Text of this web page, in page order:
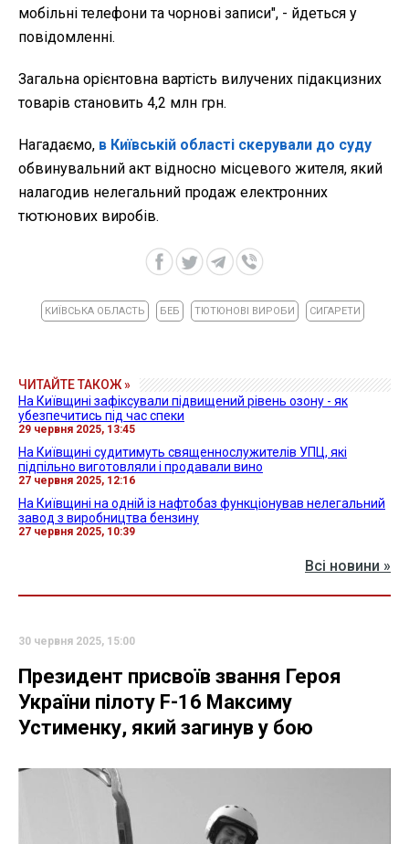
мобільні телефони та чорнові записи", - йдеться у
повідомленні.
Загальна орієнтовна вартість вилучених підакцизних
товарів становить 4,2 млн грн.
Нагадаємо, в Київській області скерували до суду
обвинувальний акт відносно місцевого жителя, який
налагодив нелегальний продаж електронних
тютюнових виробів.
КИЇВСЬКА ОБЛАСТЬ БЕБ ТЮТЮНОВІ ВИРОБИ СИГАРЕТИ
ЧИТАЙТЕ ТАКОЖ »
На Київщині зафіксували підвищений рівень озону - як
убезпечитись під час спеки
29 червня 2025, 13:45
На Київщині судитимуть священнослужителів УПЦ, які
підпільно виготовляли і продавали вино
27 червня 2025, 12:16
На Київщині на одній із нафтобаз функціонував нелегальний
завод з виробництва бензину
27 червня 2025, 10:39
Всі новини »
30 червня 2025, 15:00
Президент присвоїв звання Героя
України пілоту F-16 Максиму
Устименку, який загинув у бою